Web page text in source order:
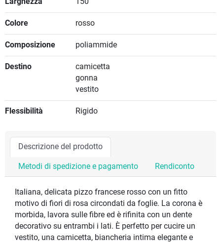
Colore rosso
Composizione poliammide
Destino
camicetta
gonna
vestito
Flessibilità Rigido
Descrizione del prodotto
Metodi di spedizione e pagamento Rendiconto
Italiana, delicata pizzo francese rosso con un fitto
motivo di fiori di rosa circondati da foglie. La corona è
morbida, lavora sulle fibre ed è rifinita con un dente
decorativo su entrambi i lati. È perfetto per cucire un
vestito, una camicetta, biancheria intima elegante e